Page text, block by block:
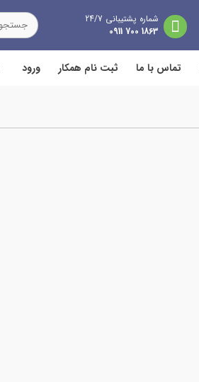
شماره پشتیبانی 24/7
1863 700 0911
تماس با ما ثبت نام همکار ورود